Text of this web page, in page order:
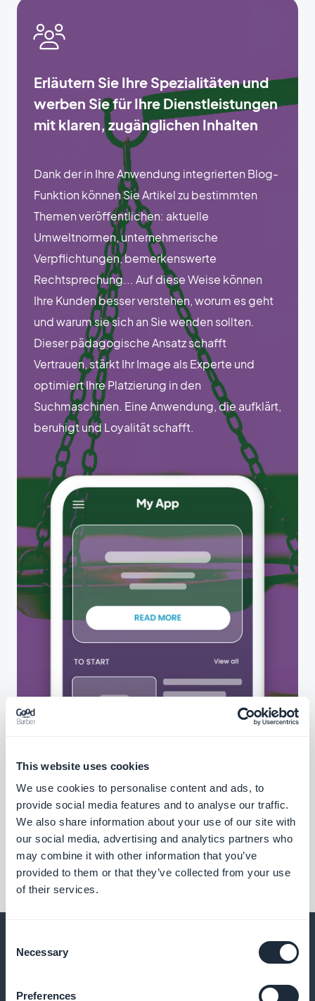
This website uses cookies
We use cookies to personalise content and ads, to
provide social media features and to analyse our traffic.
We also share information about your use of our site with
our social media, advertising and analytics partners who
may combine it with other information that you’ve
provided to them or that they’ve collected from your use
of their services.
Selection
Necessary
Preferences
Erläutern Sie Ihre Spezialitäten und
werben Sie für Ihre Dienstleistungen
mit klaren, zugänglichen Inhalten
Dank der in Ihre Anwendung integrierten Blog-
Funktion können Sie Artikel zu bestimmten
Themen veröffentlichen: aktuelle
Umweltnormen, unternehmerische
Verpflichtungen, bemerkenswerte
Rechtsprechung... Auf diese Weise können
Ihre Kunden besser verstehen, worum es geht
und warum sie sich an Sie wenden sollten.
Dieser pädagogische Ansatz schafft
Vertrauen, stärkt Ihr Image als Experte und
optimiert Ihre Platzierung in den
Suchmaschinen. Eine Anwendung, die aufklärt,
beruhigt und Loyalität schafft.
Und vieles mehr